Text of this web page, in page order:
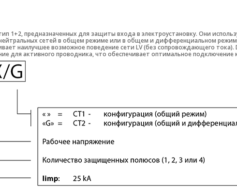
1+2, предназначенных для защиты входа в электроустановку. Они
сетей в общем режиме или в общем и дифференциальном
наилучшее возможное поведение сети LV (без сопровождающего тока).
для активного проводника, что обеспечивает оптимальное подключение